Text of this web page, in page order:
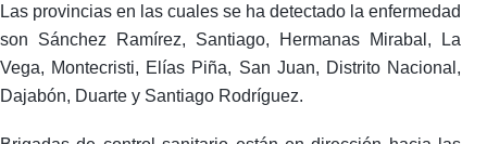
Las provincias en las cuales se ha detectado la enfermedad
son Sánchez Ramírez, Santiago, Hermanas Mirabal, La
Vega, Montecristi, Elías Piña, San Juan, Distrito Nacional,
Dajabón, Duarte y Santiago Rodríguez.